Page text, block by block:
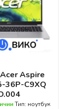
Aspire
36P-C9XQ
Тип: ноутбук